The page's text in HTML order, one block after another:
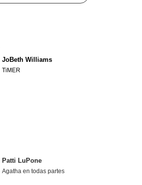
JoBeth Williams
TiMER
Patti LuPone
Agatha en todas partes